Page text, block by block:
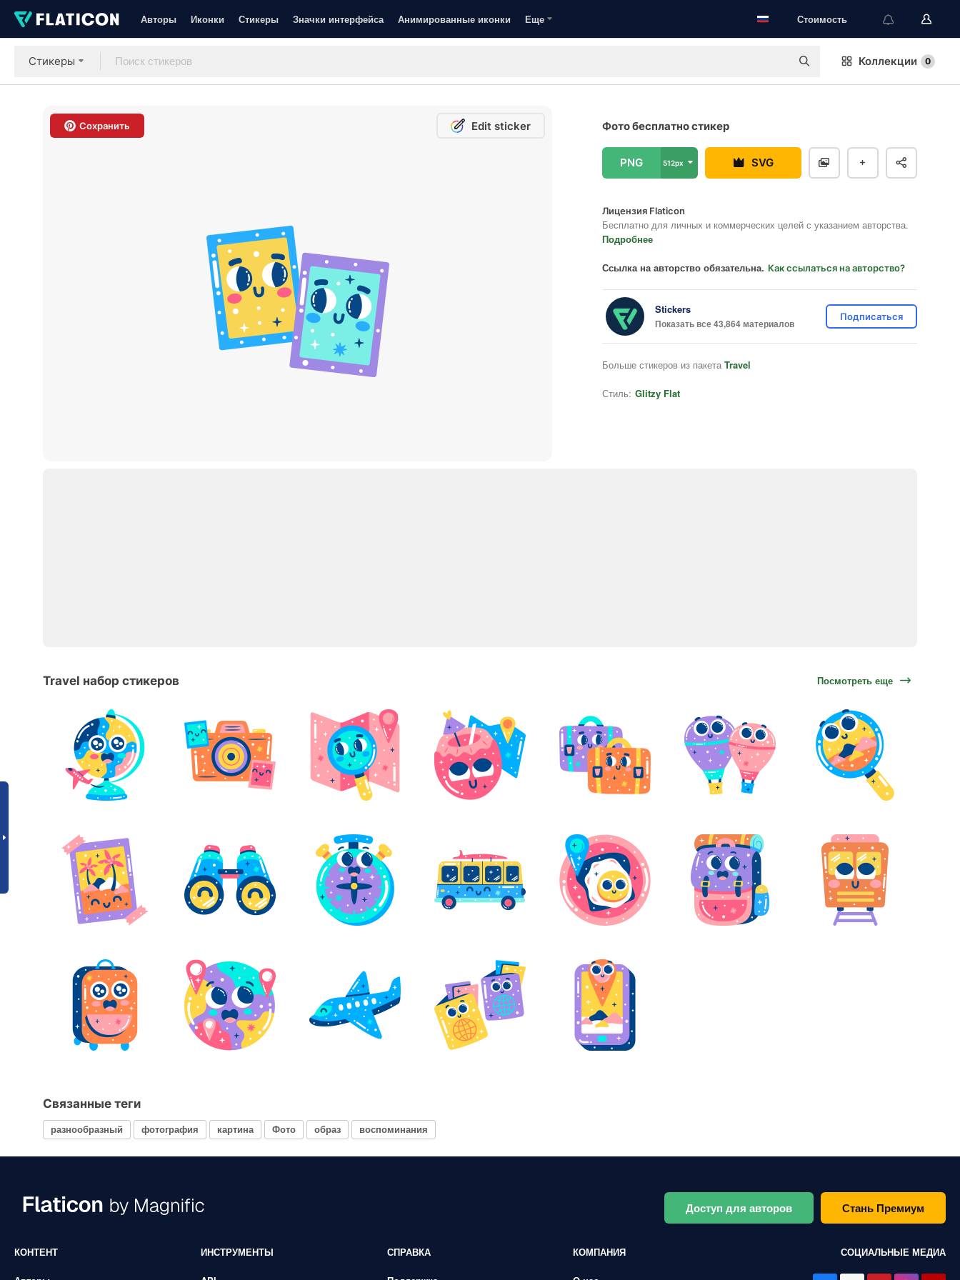
Авторы Иконки Стикеры Значки интерфейса Анимированные иконки Еще Стоимость
Стикеры Коллекции 0
Сохранить Edit sticker Фото бесплатно стикер
PNG 512px SVG
Лицензия Flaticon
Бесплатно для личных и коммерческих целей с указанием авторства.
Подробнее
Ссылка на авторство обязательна. Как ссылаться на авторство?
Stickers
Показать все 43,864 материалов
Подписаться
Больше стикеров из пакета Travel
Стиль: Glitzy Flat
Travel набор стикеров Посмотреть еще
Связанные теги
разнообразный фотография картина Фото образ воспоминания
Доступ для авторов Стань Премиум
КОНТЕНТ ИНСТРУМЕНТЫ СПРАВКА КОМПАНИЯ СОЦИАЛЬНЫЕ МЕДИА